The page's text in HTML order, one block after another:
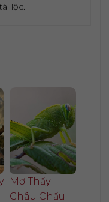
lộc.
Mơ Thấy
Châu Chấu